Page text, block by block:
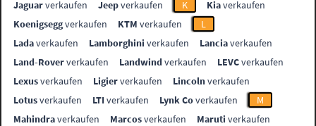
Jaguarverkaufen Jeepverkaufen K Kiaverkaufen
Koenigseggverkaufen KTM verkaufen
L
Ladaverkaufen Lamborghini verkaufen Lanciaverkaufen
Land-Roververkaufen Landwindverkaufen LEVCverkaufen
Lexusverkaufen Ligierverkaufen Lincolnverkaufen
Lotusverkaufen LTIverkaufen Lynk Coverkaufen
M
Mahindraverkaufen Marcosverkaufen Maruti verkaufen